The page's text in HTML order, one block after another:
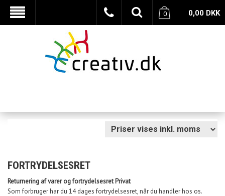
0,00 DKK
0
FORTRYDELSESRET
Returnering af varer og fortrydelsesret Privat
Som forbruger har du 14 dages fortrydelsesret, når du handler hos os.